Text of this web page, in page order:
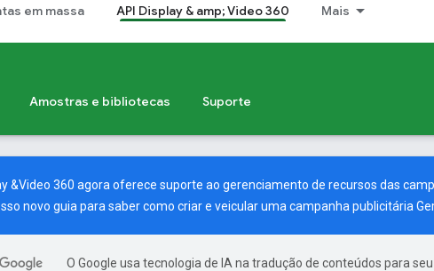
em massa API Display & amp; Video 360 Mais
Amostras e bibliotecas Suporte
&Video 360 agora oferece suporte ao gerenciamento de recursos das
novo guia para saber como criar e veicular uma campanha publicitária
O Google usa tecnologia de IA na tradução de conteúdos para seu